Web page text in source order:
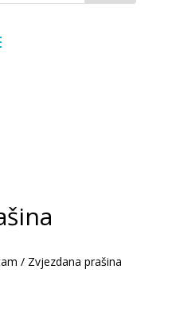
/ Zvjezdana prašina